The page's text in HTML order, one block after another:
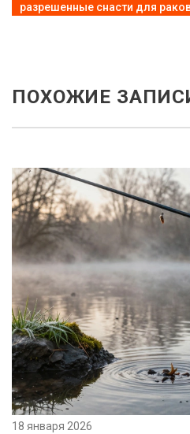
разрешенные снасти для
ПОХОЖИЕ
18 января 2026